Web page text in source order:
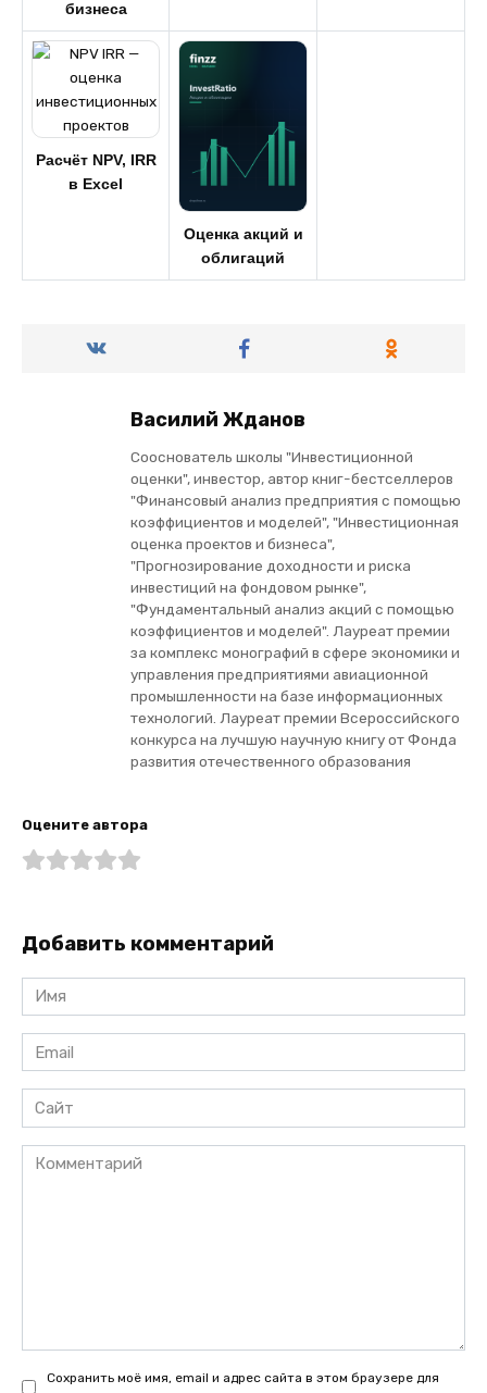
бизнеса
Расчёт NPV, IRR
в Excel
Оценка акций и
облигаций
Василий Жданов
Сооснователь школы "Инвестиционной
оценки", инвестор, автор книг-бестселлеров
"Финансовый анализ предприятия с помощью
коэффициентов и моделей", "Инвестиционная
оценка проектов и бизнеса",
"Прогнозирование доходности и риска
инвестиций на фондовом рынке",
"Фундаментальный анализ акций с помощью
коэффициентов и моделей". Лауреат премии
за комплекс монографий в сфере экономики и
управления предприятиями авиационной
промышленности на базе информационных
технологий. Лауреат премии Всероссийского
конкурса на лучшую научную книгу от Фонда
развития отечественного образования
Оцените автора
Добавить комментарий
Имя
*
Email
*
Сайт
Комментарий
Сохранить моё имя, email и адрес сайта в этом браузере для